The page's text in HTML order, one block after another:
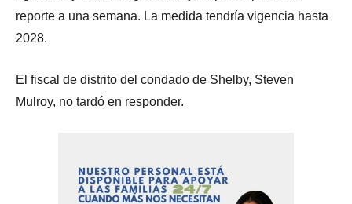
reporte a una semana. La medida tendría vigencia hasta
2028.
El fiscal de distrito del condado de Shelby, Steven
Mulroy, no tardó en responder.